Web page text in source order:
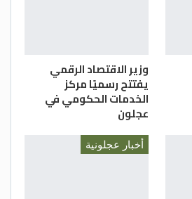
وزير الاقتصاد الرقمي
يفتتح رسميًا مركز
الخدمات الحكومي في
عجلون
أخبار عجلونية